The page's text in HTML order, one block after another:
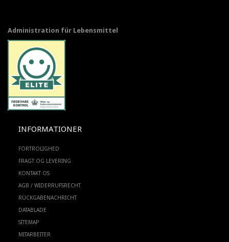
Administration für Lebensmittel
INFORMATIONER
FORTROLIGHED
FRAGT OG LEVERING
KONTAKT OS
AGB / WIDERRUFSRECHT
RÜCKGABENACHRICHT
DATABLADE
SITEMAP
MITARBEITER